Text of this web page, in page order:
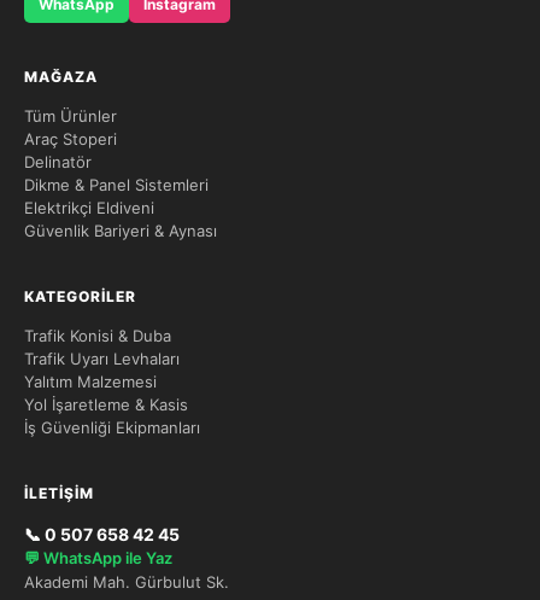
WhatsApp Instagram
MAĞAZA
Tüm Ürünler
Araç Stoperi
Delinatör
Dikme & Panel Sistemleri
Elektrikçi Eldiveni
Güvenlik Bariyeri & Aynası
KATEGORILER
Trafik Konisi & Duba
Trafik Uyarı Levhaları
Yalıtım Malzemesi
Yol İşaretleme & Kasis
İş Güvenliği Ekipmanları
İLETIŞIM
📞 0 507 658 42 45
💬 WhatsApp ile Yaz
Akademi Mah. Gürbulut Sk.